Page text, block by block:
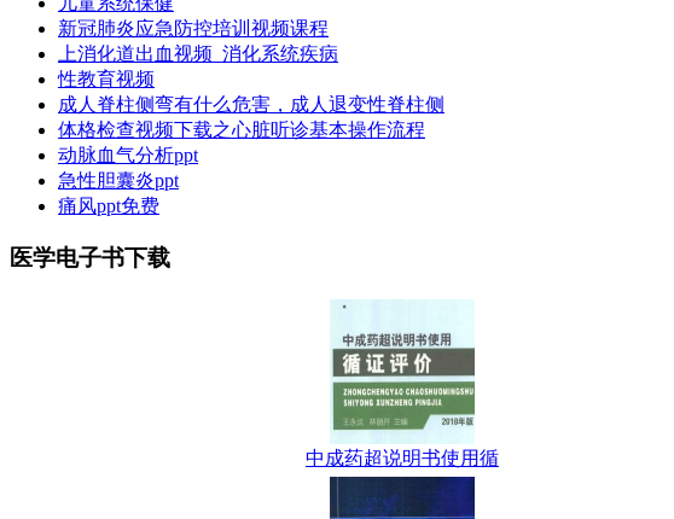
新冠肺炎应急防控培训视频课程
上消化道出血视频_消化系统疾病
性教育视频
成人脊柱侧弯有什么危害，成人退变性脊柱侧
体格检查视频下载之心脏听诊基本操作流程
动脉血气分析ppt
急性胆囊炎ppt
痛风ppt免费
医学电子书下载
中成药超说明书使用循